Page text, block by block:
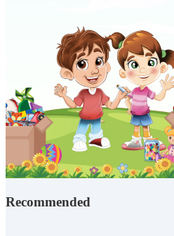
Recommended